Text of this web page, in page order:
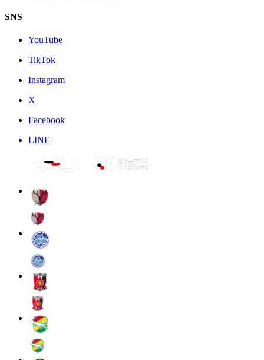
SNS
YouTube
TikTok
Instagram
X
Facebook
LINE